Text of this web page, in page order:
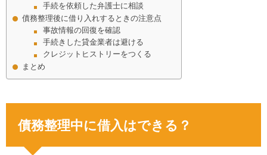
手続を依頼した弁護士に相談
債務整理後に借り入れするときの注意点
事故情報の回復を確認
手続きした貸金業者は避ける
クレジットヒストリーをつくる
まとめ
債務整理中に借入はできる？